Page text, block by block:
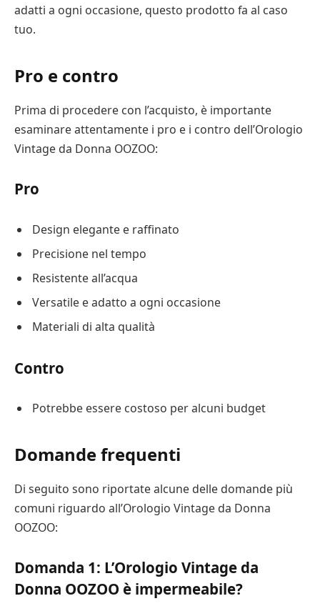
adatti a ogni occasione, questo prodotto fa al caso
tuo.
Pro e contro
Prima di procedere con l’acquisto, è importante
esaminare attentamente i pro e i contro dell’Orologio
Vintage da Donna OOZOO:
Pro
Design elegante e raffinato
Precisione nel tempo
Resistente all’acqua
Versatile e adatto a ogni occasione
Materiali di alta qualità
Contro
Potrebbe essere costoso per alcuni budget
Domande frequenti
Di seguito sono riportate alcune delle domande più
comuni riguardo all’Orologio Vintage da Donna
OOZOO:
Domanda 1: L’Orologio Vintage da
Donna OOZOO è impermeabile?